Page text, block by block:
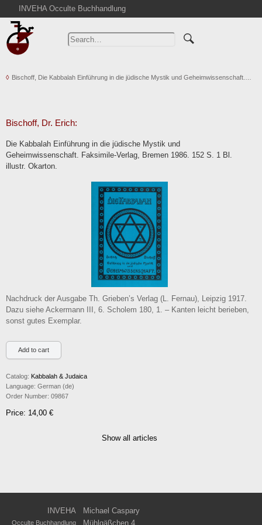
INVEHA Occulte Buchhandlung
Home
Advanced Search
Cart
Contact
Terms
Bischoff, Die Kabbalah Einführung in die jüdische Mystik und Geheimwissenschaft.…
Bischoff, Dr. Erich:
Die Kabbalah Einführung in die jüdische Mystik und
Geheimwissenschaft. Faksimile-Verlag, Bremen 1986. 152 S. 1 Bl.
illustr. Okarton.
Nachdruck der Ausgabe Th. Grieben’s Verlag (L. Fernau), Leipzig 1917.
Dazu siehe Ackermann III, 6. Scholem 180, 1. – Kanten leicht berieben,
sonst gutes Exemplar.
Catalog: Kabbalah & Judaica
Language: German (de)
Order Number: 09867
Price: 14,00 €
Show all articles
INVEHA Michael Caspary
Occulte Buchhandlung Mühlgäßchen 4